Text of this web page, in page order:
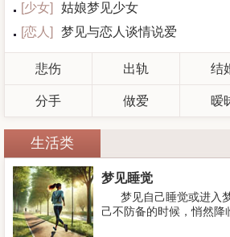
[少女]
姑娘梦见少女
[恋人 ] 梦见与恋人谈情说爱
悲伤 出轨 结
分手 做爱 暧
生活类
梦见睡觉
梦见自己睡觉或进入
己不防备的时候，悄然降